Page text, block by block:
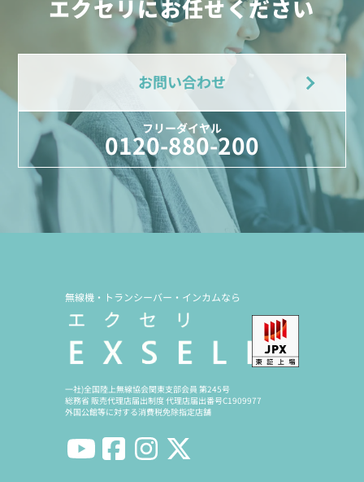
エクセリにお任せください
お問い合わせ
フリーダイヤル
0120-880-200
無線機・トランシーバー・インカムなら
一社)全国陸上無線協会関東支部会員 第245号
総務省 販売代理店届出制度 代理店届出番号C1909977
外国公館等に対する消費税免除指定店舗